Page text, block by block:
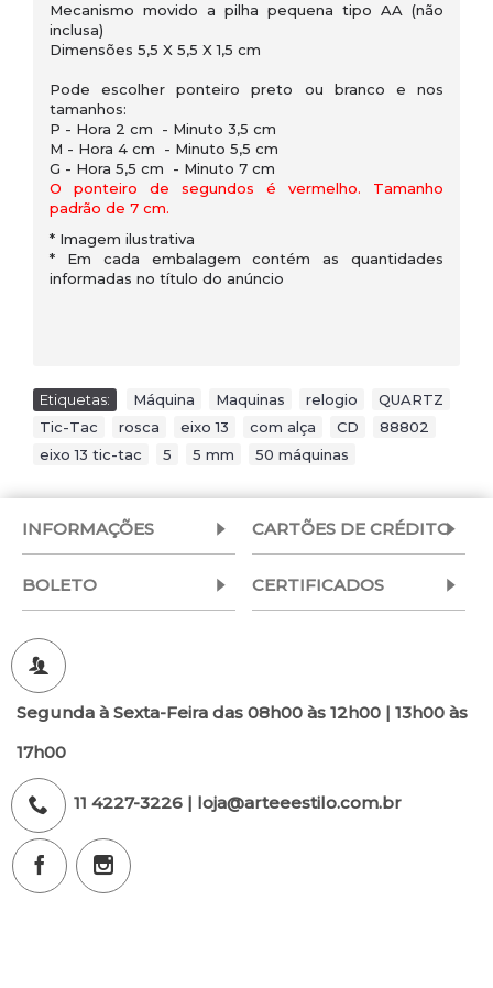
Mecanismo movido a pilha pequena tipo AA (não
inclusa)
Dimensões 5,5 X 5,5 X 1,5 cm
Pode escolher ponteiro preto ou branco e nos
tamanhos:
P - Hora 2 cm - Minuto 3,5 cm
M - Hora 4 cm - Minuto 5,5 cm
G - Hora 5,5 cm - Minuto 7 cm
O ponteiro de segundos é vermelho. Tamanho
padrão de 7 cm.
* Imagem ilustrativa
* Em cada embalagem contém as quantidades
informadas no título do anúncio
Etiquetas: Máquina Maquinas relogio QUARTZ
Tic-Tac
rosca eixo 13 com alça CD 88802
eixo 13 tic-tac
5 5 mm 50 máquinas
INFORMAÇÕES CARTÕES DE CRÉDITO
BOLETO CERTIFICADOS
Segunda à Sexta-Feira das 08h00 às 12h00 | 13h00 às
17h00
11 4227-3226 | loja@arteeestilo.com.br